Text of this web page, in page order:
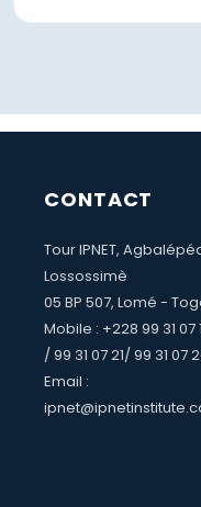
CONTACT
Tour IPNET,
Lossossimè
05 BP 507, Lomé -
Mobile : +228 99 31 07
/ 99 31 07 21/ 99 31 07
Email :